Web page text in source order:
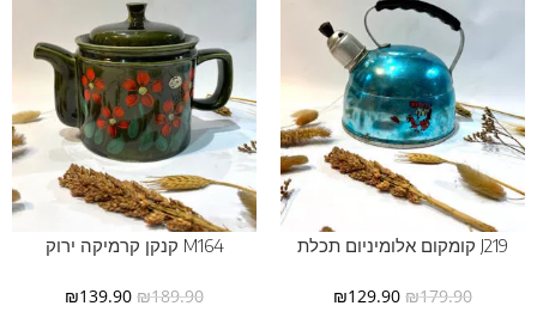
J219 קומקום אלומיניום תכלת
₪179.90
₪129.90
M164 קנקן קרמיקה ירוק
₪189.90
₪139.90